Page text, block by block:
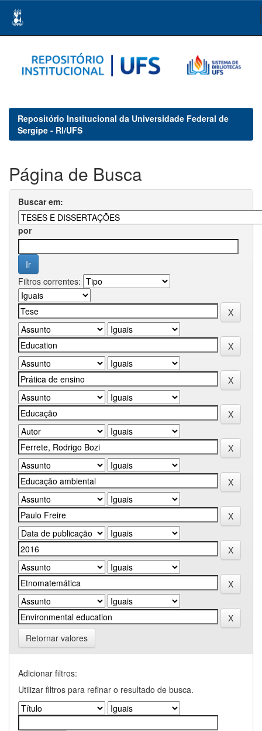
navigation
Repositório Institucional da Universidade Federal de
Sergipe - RI/UFS
Página de Busca
Buscar em:
por
Filtros correntes:
Retornar valores
Adicionar filtros:
Utilizar filtros para refinar o resultado de busca.